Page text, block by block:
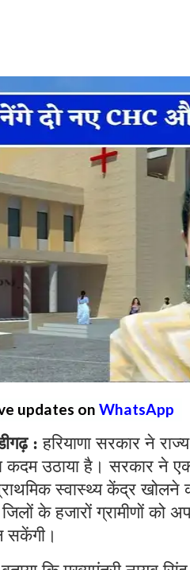
updates on WhatsApp
: हरियाणा सरकार ने
उठाया है। सरकार ने
स्वास्थ्य केंद्र खोलने
के हजारों ग्रामीणों को
सकेंगी।